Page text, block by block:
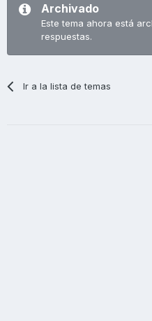
Archivado
Este tema ahora está
respuestas.
Ir a la lista de temas